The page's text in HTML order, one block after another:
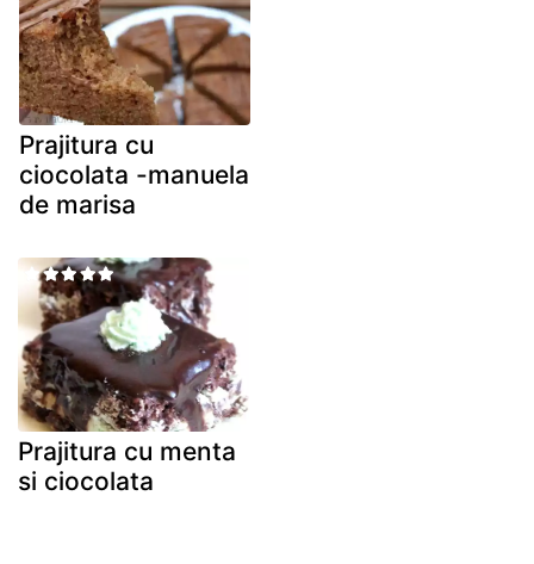
Prajitura cu
ciocolata -manuela
de marisa
Prajitura cu menta
si ciocolata